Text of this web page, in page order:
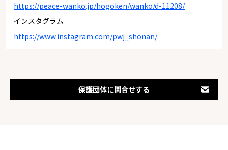
https://peace-wanko.jp/hogoken/wanko/d-11208/
インスタグラム
https://www.instagram.com/pwj_shonan/
保護団体に問合せする